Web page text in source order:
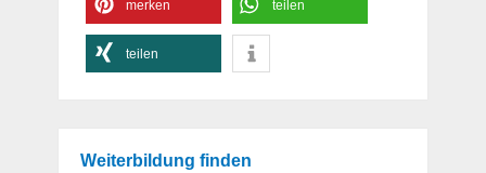
merken teilen
teilen
Weiterbildung finden